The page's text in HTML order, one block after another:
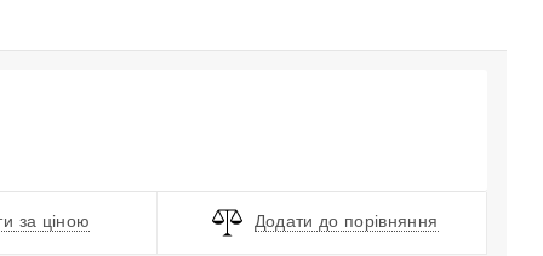
за ціною Додати до порівняння